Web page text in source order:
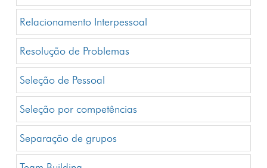
Relacionamento Interpessoal
Resolução de Problemas
Seleção de Pessoal
Seleção por competências
Separação de grupos